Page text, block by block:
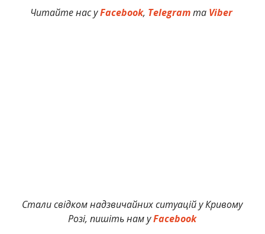
Читайте нас уFacebook, Telegramта Viber
Стали свідком надзвичайних ситуацій у Кривому
Розі, пишіть нам уFacebook